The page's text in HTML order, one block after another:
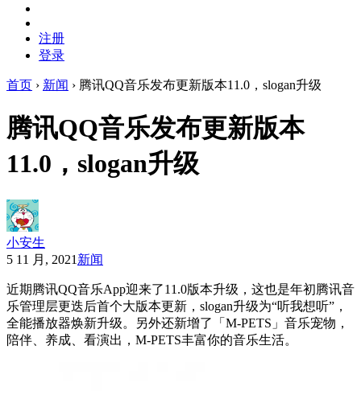
注册
登录
首页 › 新闻 › 腾讯QQ音乐发布更新版本11.0，slogan升级
腾讯QQ音乐发布更新版本
11.0，slogan升级
小安生
5 11 月, 2021 新闻
近期腾讯QQ音乐App迎来了11.0版本升级，这也是年初腾讯音
乐管理层更迭后首个大版本更新，slogan升级为“听我想听”，
全能播放器焕新升级。另外还新增了「M-PETS」音乐宠物，
陪伴、养成、看演出，M-PETS丰富你的音乐生活。